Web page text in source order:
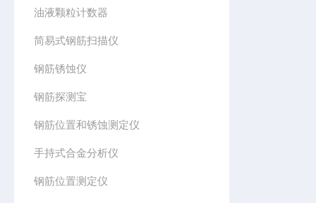
油液颗粒计数器
简易式钢筋扫描仪
钢筋锈蚀仪
钢筋探测宝
钢筋位置和锈蚀测定仪
手持式合金分析仪
钢筋位置测定仪